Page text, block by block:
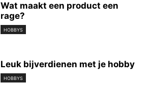
Wat maakt een product een
rage?
HOBBYS
Leuk bijverdienen met je hobby
HOBBYS